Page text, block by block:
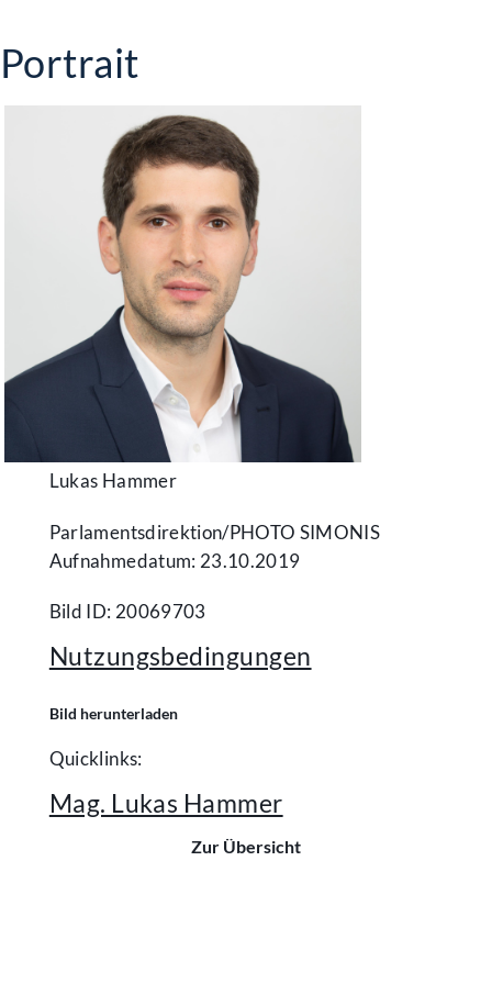
Portrait
Lukas Hammer
Parlamentsdirektion/​PHOTO SIMONIS
Aufnahmedatum: 23.10.2019
Bild ID: 20069703
Nutzungsbedingungen
Bild herunterladen
Quicklinks:
Mag. Lukas Hammer
Zur Übersicht